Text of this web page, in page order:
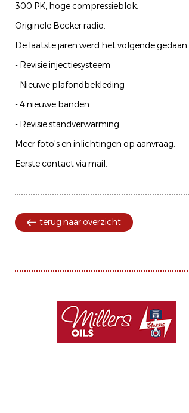
300 PK, hoge compressieblok.
Originele Becker radio.
De laatste jaren werd het volgende gedaan:
- Revisie injectiesysteem
- Nieuwe plafondbekleding
- 4 nieuwe banden
- Revisie standverwarming
Meer foto's en inlichtingen op aanvraag.
Eerste contact via mail.
terug naar overzicht